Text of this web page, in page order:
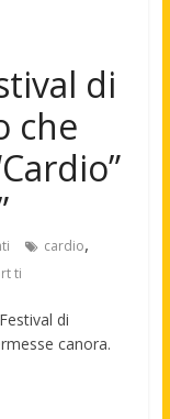
di
che
cardio,
ti
di
canora.